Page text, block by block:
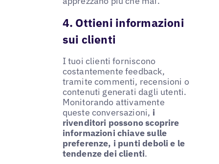
4. Ottieni informazioni
sui clienti
I tuoi clienti forniscono
costantemente feedback,
tramite commenti, recensioni o
contenuti generati dagli utenti.
Monitorando attivamente
queste conversazioni, i
rivenditori possono scoprire
informazioni chiave sulle
preferenze, i punti deboli e le
tendenze dei clienti.